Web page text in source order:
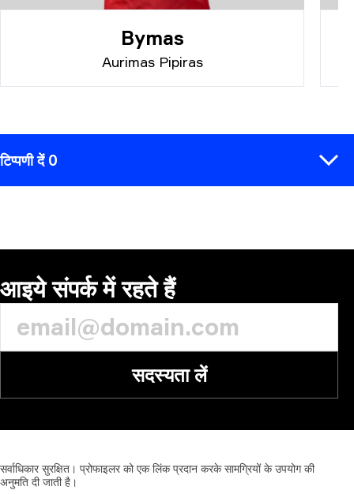
Bymas
Aurimas Pipiras
टिप्पणी दें 0
आइये संपर्क में रहते हैं
सदस्यता लें
सर्वाधिकार सुरक्षित। प्रोफाइलर को एक लिंक प्रदान करके सामग्रियों के उपयोग की
अनुमति दी जाती है।